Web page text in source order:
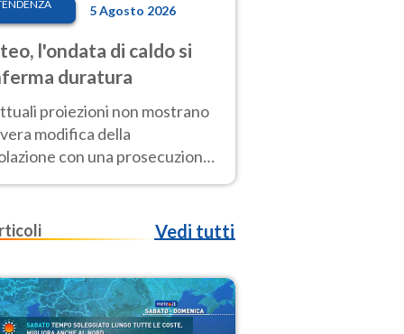
5 Agosto 2026
l'ondata di caldo si
duratura
proiezioni non mostrano
modifica della
con una prosecuzione
fuori scala per molti
Vedi tutti